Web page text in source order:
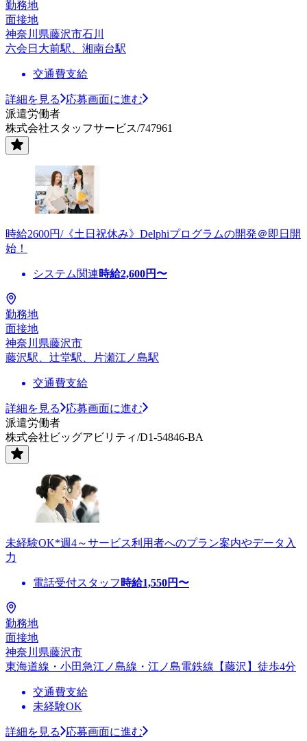
勤務地
面接地
神奈川県藤沢市石川
六会日大前駅、湘南台駅
交通費支給
詳細を見る
応募画面に進む
派遣労働者
株式会社スタッフサービス/747961
時給2600円/《土日祝休み》Delphiプログラムの開発＠即日開
始！
システム関連時給2,600円〜
勤務地
面接地
神奈川県藤沢市
藤沢駅、辻堂駅、片瀬江ノ島駅
交通費支給
詳細を見る
応募画面に進む
派遣労働者
株式会社ビッグアビリティ/D1-54846-BA
未経験OK*週4～サービス利用者へのプラン案内やデータ入
力
電話受付スタッフ 時給1,550円〜
勤務地
面接地
神奈川県藤沢市
東海道線・小田急江ノ島線・江ノ島電鉄線【藤沢】徒歩4分
交通費支給
未経験OK
詳細を見る
応募画面に進む